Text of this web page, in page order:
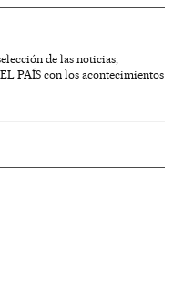
de las noticias,
PAÍS con los acontecimientos